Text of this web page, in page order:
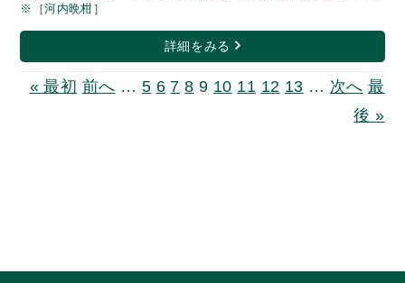
※［河内晩柑］
詳細をみる
« 最初 前へ … 5 6 7 8 9 10 11 12 13 … 次へ 最
後 »